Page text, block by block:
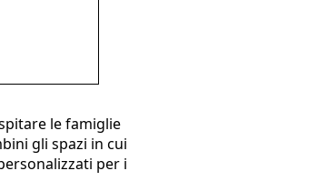
le famiglie
gli spazi in cui
per i